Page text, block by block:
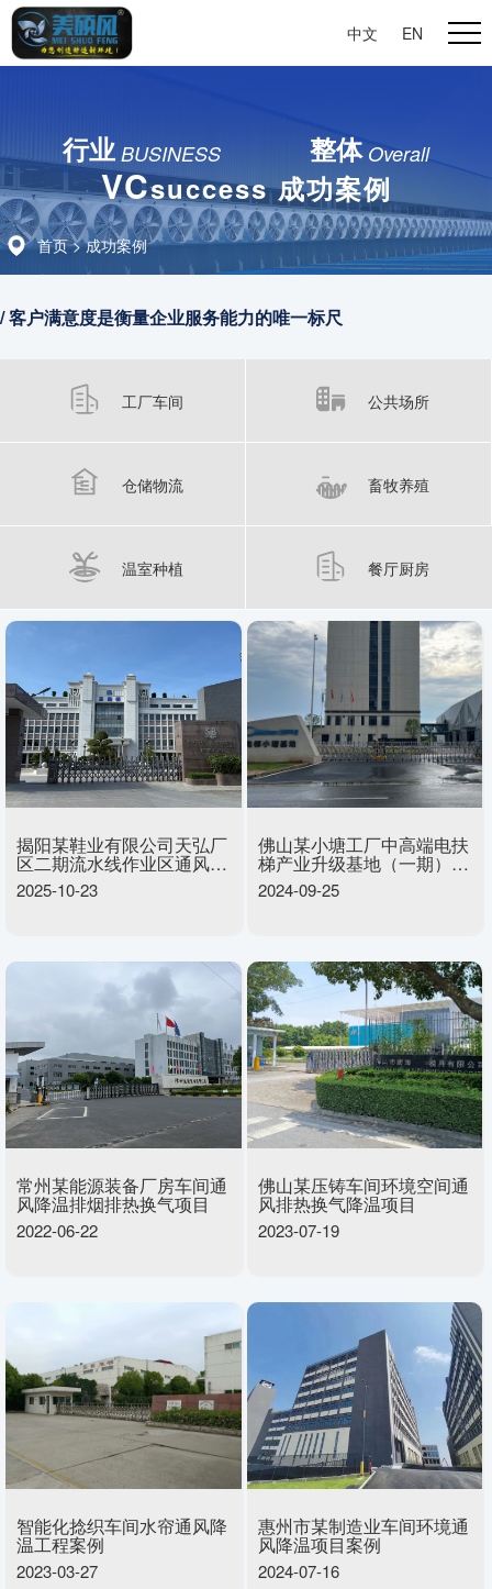
中文 EN
行业 BUSINESS 整体 Overall
VCsuccess 成功案例
首页>成功案例
/ 客户满意度是衡量企业服务能力的唯一标尺
工厂车间 公共场所
仓储物流 畜牧养殖
温室种植 餐厅厨房
揭阳某鞋业有限公司天弘厂
区二期流水线作业区通风降
温项目
2025-10-23
佛山某小塘工厂中高端电扶
梯产业升级基地（一期）厂
房通风降温项目
2024-09-25
常州某能源装备厂房车间通
风降温排烟排热换气项目
2022-06-22
佛山某压铸车间环境空间通
风排热换气降温项目
2023-07-19
智能化捻织车间水帘通风降
温工程案例
2023-03-27
惠州市某制造业车间环境通
风降温项目案例
2024-07-16